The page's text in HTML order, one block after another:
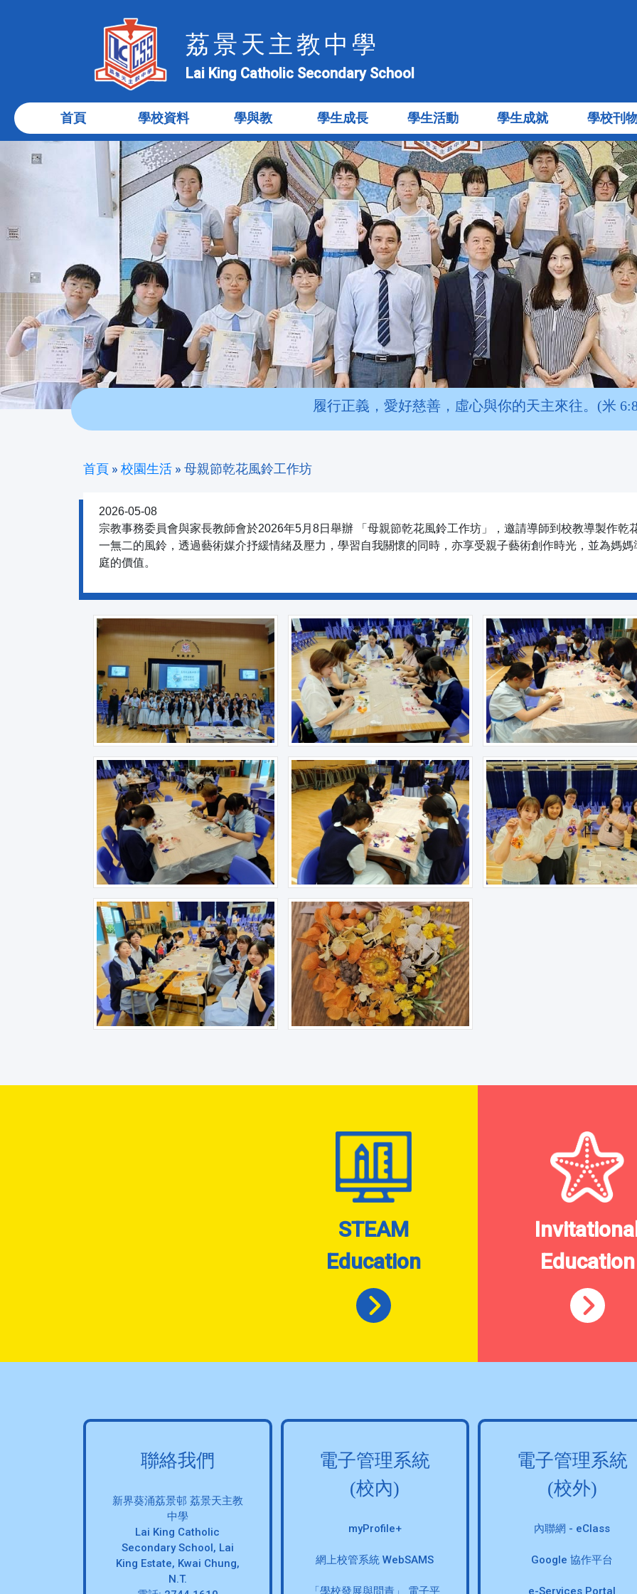
荔景天主教中學
Lai King Catholic Secondary School
首頁 學校資料 學與教 學生成長 學生活動 學生成就 學校刊
履行正義，愛好慈善，虛心與你的天主來往。(米
首頁 » 校園生活 » 母親節乾花風鈴工作坊
2026-05-08
宗教事務委員會與家長教師會於2026年5月8日舉辦 「母親節乾花風鈴工作坊」，邀請導師到校教導製作乾
一無二的風鈴，透過藝術媒介抒緩情緒及壓力，學習自我關懷的同時，亦享受親子藝術創作時光，並為媽
庭的價值。
STEAM
Education
Education
聯絡我們
新界葵涌荔景邨 荔景天主教
中學
Lai King Catholic
Secondary School, Lai
King Estate, Kwai Chung,
N.T.
電子管理系統
(校內)
myProfile+
網上校管系統 WebSAMS
「學校發展與問責」 電子平
電子管理系統
(校外)
內聯網 - eClass
Google 協作平台
e-Services Portal